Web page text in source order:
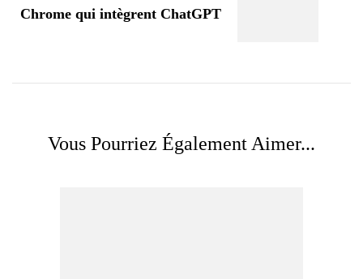
Chrome qui intègrent ChatGPT
Vous Pourriez Également Aimer...